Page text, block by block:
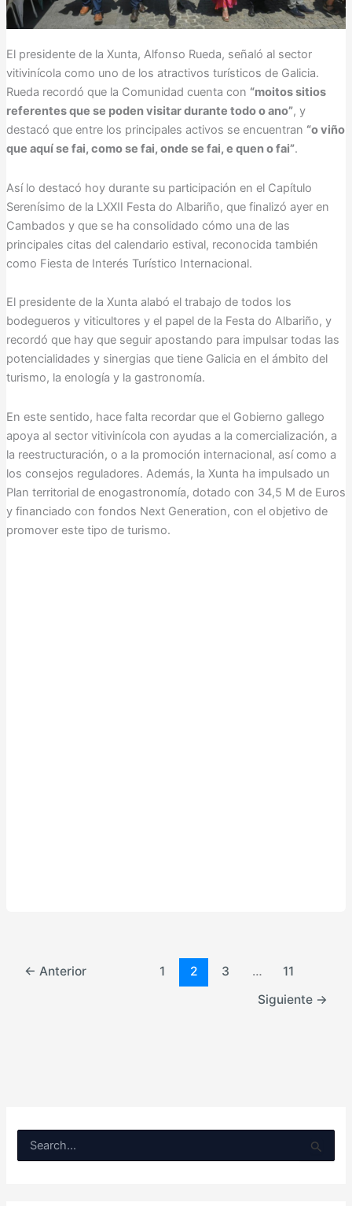
El presidente de la Xunta, Alfonso Rueda, señaló al sector
vitivinícola como uno de los atractivos turísticos de Galicia.
Rueda recordó que la Comunidad cuenta con “moitos sitios
referentes que se poden visitar durante todo o ano”, y
destacó que entre los principales activos se encuentran “o viño
que aquí se fai, como se fai, onde se fai, e quen o fai”.
Así lo destacó hoy durante su participación en el Capítulo
Serenísimo de la LXXII Festa do Albariño, que finalizó ayer en
Cambados y que se ha consolidado cómo una de las
principales citas del calendario estival, reconocida también
como Fiesta de Interés Turístico Internacional.
El presidente de la Xunta alabó el trabajo de todos los
bodegueros y viticultores y el papel de la Festa do Albariño, y
recordó que hay que seguir apostando para impulsar todas las
potencialidades y sinergias que tiene Galicia en el ámbito del
turismo, la enología y la gastronomía.
En este sentido, hace falta recordar que el Gobierno gallego
apoya al sector vitivinícola con ayudas a la comercialización, a
la reestructuración, o a la promoción internacional, así como a
los consejos reguladores. Además, la Xunta ha impulsado un
Plan territorial de enogastronomía, dotado con 34,5 M de Euros
y financiado con fondos Next Generation, con el objetivo de
promover este tipo de turismo.
← Anterior 1 2 3 …
11
Siguiente →